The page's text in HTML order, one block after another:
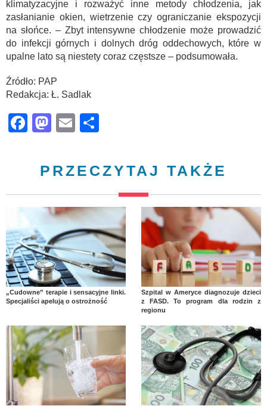
klimatyzacyjne i rozważyć inne metody chłodzenia, jak
zasłanianie okien, wietrzenie czy ograniczanie ekspozycji
na słońce. – Zbyt intensywne chłodzenie może prowadzić
do infekcji górnych i dolnych dróg oddechowych, które w
upalne lato są niestety coraz częstsze – podsumowała.
Źródło: PAP
Redakcja: Ł. Sadlak
Facebook
Mastodon
Email
PRZECZYTAJ TAKŻE
„Cudowne” terapie i sensacyjne linki.
Specjaliści apelują o ostrożność
Szpital w Ameryce diagnozuje dzieci
z FASD. To program dla rodzin z
regionu